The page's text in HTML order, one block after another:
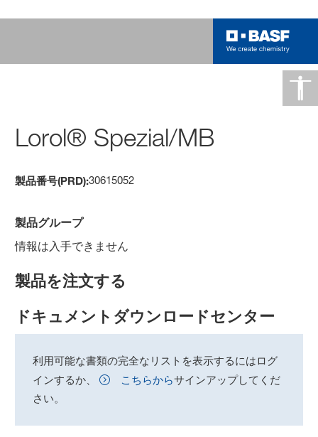
Lorol® Spezial/MB
製品番号(PRD):30615052
製品グループ
情報は入手できません
製品を注文する
ドキュメントダウンロードセンター
利用可能な書類の完全なリストを表示するにはログ
インするか、
こちらからサインアップしてくだ
さい。